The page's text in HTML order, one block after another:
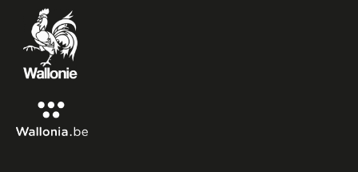
new
window
new
window
new
window